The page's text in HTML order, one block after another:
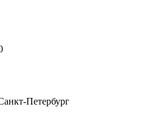
Петербург